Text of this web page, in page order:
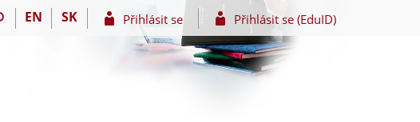
EN SK Přihlásit se Přihlásit se (EduID)